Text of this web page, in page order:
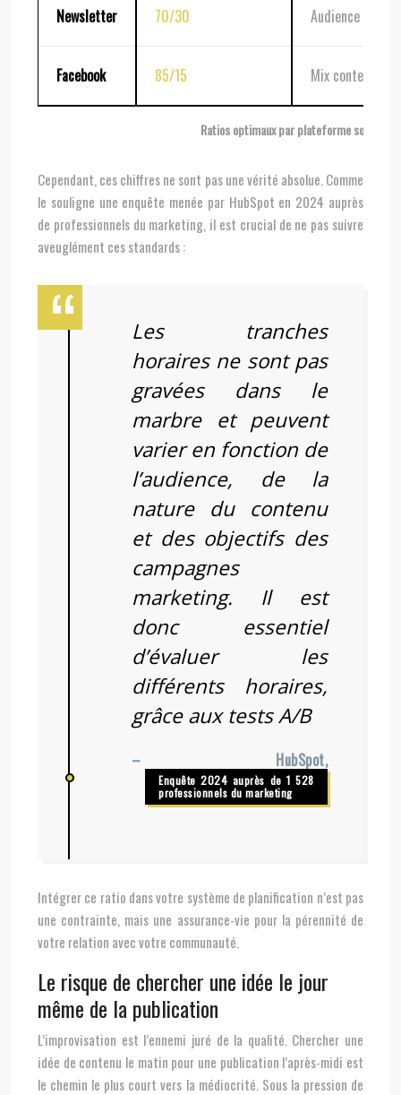
Ratios optimaux par plateforme sociale
Newsletter 70/30 Audience déjà
Facebook 85/15 Mix contenu
Cependant, ces chiffres ne sont pas une vérité absolue. Comme
le souligne une enquête menée par HubSpot en 2024 auprès
de professionnels du marketing, il est crucial de ne pas suivre
aveuglément ces standards :
Les tranches
horaires ne sont pas
gravées dans le
marbre et peuvent
varier en fonction de
l’audience, de la
nature du contenu
et des objectifs des
campagnes
marketing. Il est
donc essentiel
d’évaluer les
différents horaires,
grâce aux tests A/B
– HubSpot,
Enquête 2024 auprès de 1 528
professionnels du marketing
Intégrer ce ratio dans votre système de planification n’est pas
une contrainte, mais une assurance-vie pour la pérennité de
votre relation avec votre communauté.
Le risque de chercher une idée le jour
même de la publication
L’improvisation est l’ennemi juré de la qualité. Chercher une
idée de contenu le matin pour une publication l’après-midi est
le chemin le plus court vers la médiocrité. Sous la pression de